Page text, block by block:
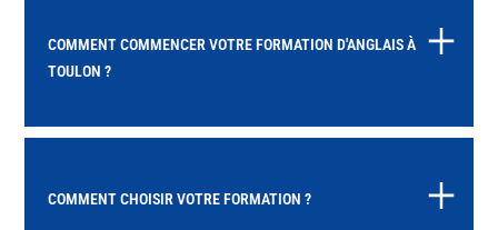
COMMENT COMMENCER VOTRE FORMATION D'ANGLAIS À
TOULON ?
COMMENT CHOISIR VOTRE FORMATION ?